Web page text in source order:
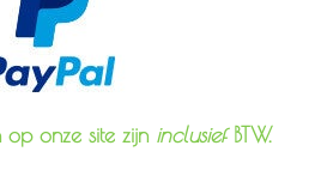
onze site zijn inclusiefBTW.